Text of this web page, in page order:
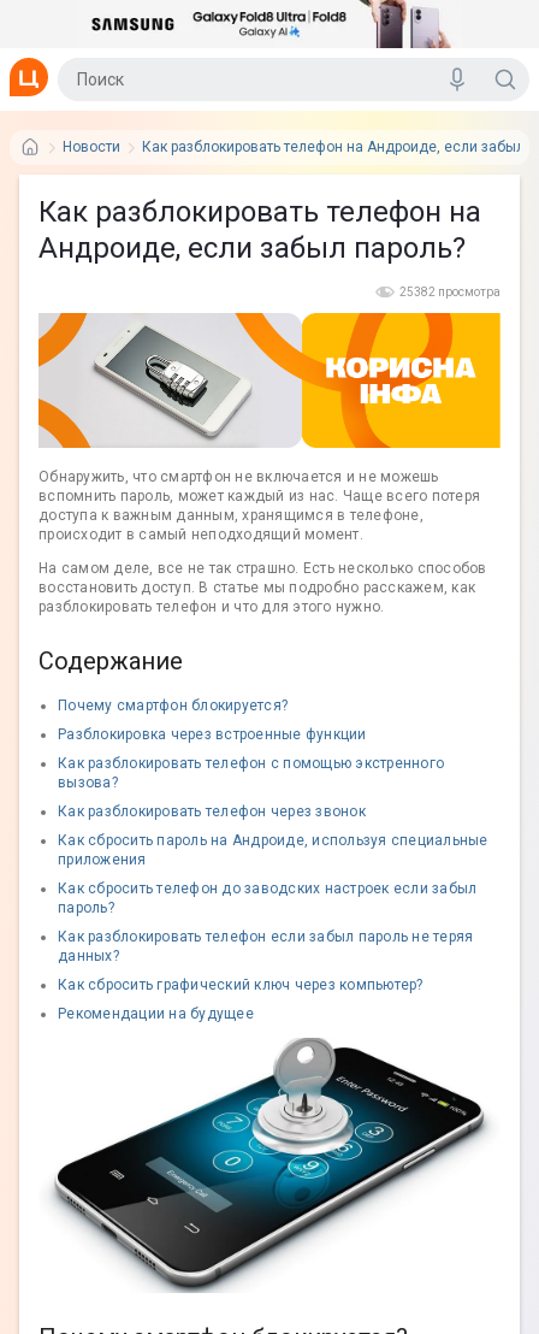
Новости Как разблокировать телефон на Андроиде, если забыл
Как разблокировать телефон на
Андроиде, если забыл пароль?
25382 просмотра
Обнаружить, что смартфон не включается и не можешь
вспомнить пароль, может каждый из нас. Чаще всего потеря
доступа к важным данным, хранящимся в телефоне,
происходит в самый неподходящий момент.
На самом деле, все не так страшно. Есть несколько способов
восстановить доступ. В статье мы подробно расскажем, как
разблокировать телефон и что для этого нужно.
Содержание
Почему смартфон блокируется?
Разблокировка через встроенные функции
Как разблокировать телефон с помощью экстренного
вызова?
Как разблокировать телефон через звонок
Как сбросить пароль на Андроиде, используя специальные
приложения
Как сбросить телефон до заводских настроек если забыл
пароль?
Как разблокировать телефон если забыл пароль не теряя
данных?
Как сбросить графический ключ через компьютер?
Рекомендации на будущее